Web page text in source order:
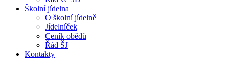
Školní jídelna
O školní jídelně
Jídelníček
Ceník obědů
Řád ŠJ
Kontakty